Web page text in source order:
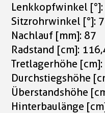
Lenkkopfwinkel [°]:
Sitzrohrwinkel [°]:
Nachlauf [mm]: 87
Radstand [cm]:
Tretlagerhöhe [cm]:
Durchstiegshöhe
Überstandshöhe
Hinterbaulänge